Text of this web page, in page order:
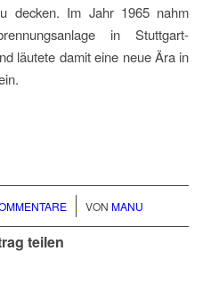
decken. Im Jahr 1965 nahm
in Stuttgart-
läutete damit eine neue Ära in
/ VON MANU
teilen